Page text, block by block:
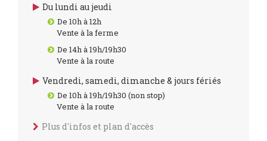
Du lundi au jeudi
De 10h à 12h
Vente à la ferme
De 14h à 19h/19h30
Vente à la route
Vendredi, samedi, dimanche & jours fériés
De 10h à 19h/19h30 (non stop)
Vente à la route
Plus d'infos et plan d'accès